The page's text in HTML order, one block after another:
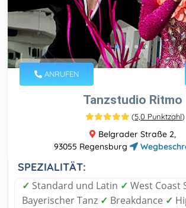
ANRUFEN
Tanzstudio Ritmo
(5,0 Punktzahl)
Belgrader Straße 2,
93055 Regensburg
SPEZIALITÄT:
✓ Standard und Latin ✓ West Coast
Bayerischer Tanz ✓ Breakdance ✓